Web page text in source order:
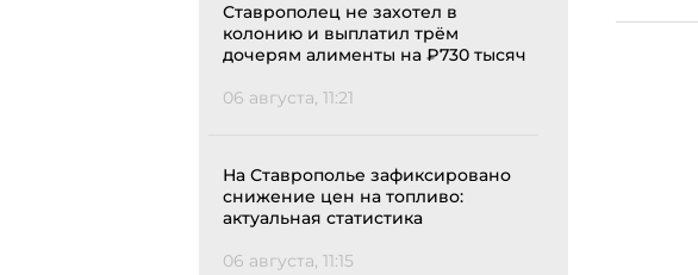
Ставрополец не захотел в
колонию и выплатил трём
дочерям алименты на ₽730 тысяч
06 августа, 11:21
На Ставрополье зафиксировано
снижение цен на топливо:
актуальная статистика
06 августа, 11:15